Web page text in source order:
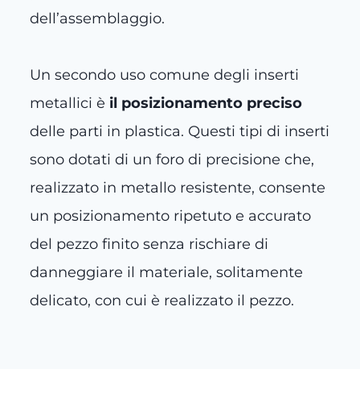
dell’assemblaggio.
Un secondo uso comune degli inserti
metallici è il posizionamento preciso
delle parti in plastica. Questi tipi di inserti
sono dotati di un foro di precisione che,
realizzato in metallo resistente, consente
un posizionamento ripetuto e accurato
del pezzo finito senza rischiare di
danneggiare il materiale, solitamente
delicato, con cui è realizzato il pezzo.